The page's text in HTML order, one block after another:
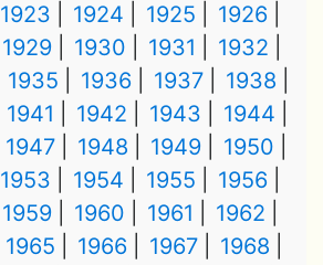
1923 1924 1925
1926
1929 1930 1931
1932
1935 1936 1937
1938
1941 1942 1943
1944
1947 1948 1949
1950
1953 1954 1955
1956
1959 1960 1961
1962
1965 1966 1967
1968